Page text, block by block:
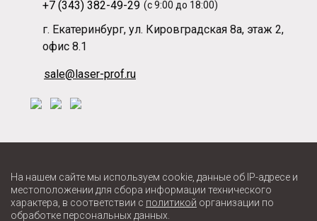
+7 (343) 382-49-29 (с 9:00 до 18:00)
г. Екатеринбург, ул. Кировградская 8а, этаж 2,
офис 8.1
sale@laser-prof.ru
На нашем сайте мы используем cookie, данные об IP-адресе и
местоположении для сбора информации технического
характера, в соответствии с политикой организации по
обработке персональных данных.